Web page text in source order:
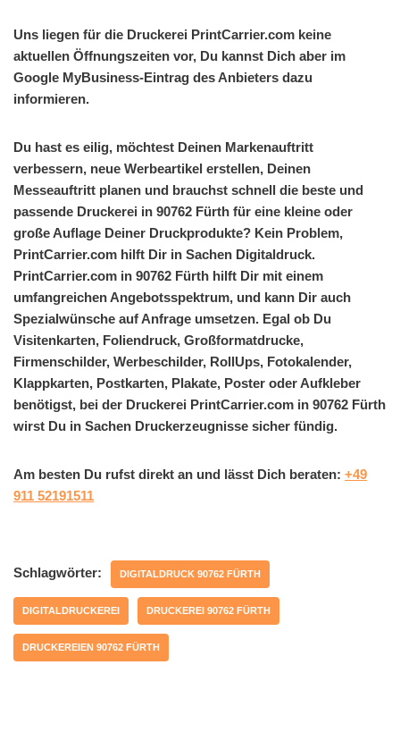
Uns liegen für die Druckerei PrintCarrier.com keine
aktuellen Öffnungszeiten vor, Du kannst Dich aber im
Google MyBusiness-Eintrag des Anbieters dazu
informieren.
Du hast es eilig, möchtest Deinen Markenauftritt
verbessern, neue Werbeartikel erstellen, Deinen
Messeauftritt planen und brauchst schnell die beste und
passende Druckerei in 90762 Fürth für eine kleine oder
große Auflage Deiner Druckprodukte? Kein Problem,
PrintCarrier.com hilft Dir in Sachen Digitaldruck.
PrintCarrier.com in 90762 Fürth hilft Dir mit einem
umfangreichen Angebotsspektrum, und kann Dir auch
Spezialwünsche auf Anfrage umsetzen. Egal ob Du
Visitenkarten, Foliendruck, Großformatdrucke,
Firmenschilder, Werbeschilder, RollUps, Fotokalender,
Klappkarten, Postkarten, Plakate, Poster oder Aufkleber
benötigst, bei der Druckerei PrintCarrier.com in 90762 Fürth
wirst Du in Sachen Druckerzeugnisse sicher fündig.
Am besten Du rufst direkt an und lässt Dich beraten: +49
911 52191511
Schlagwörter: DIGITALDRUCK 90762 FÜRTH
DIGITALDRUCKEREI DRUCKEREI 90762 FÜRTH
DRUCKEREIEN 90762 FÜRTH